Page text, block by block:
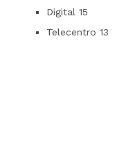
Digital 15
Telecentro 13